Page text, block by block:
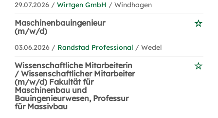
29.07.2026 / Wirtgen GmbH / Windhagen
Maschinenbauingenieur
(m/w/d)
03.06.2026 / Randstad Professional / Wedel
Wissenschaftliche Mitarbeiterin
/ Wissenschaftlicher Mitarbeiter
(m/w/d) Fakultät für
Maschinenbau und
Bauingenieurwesen, Professur
für Massivbau